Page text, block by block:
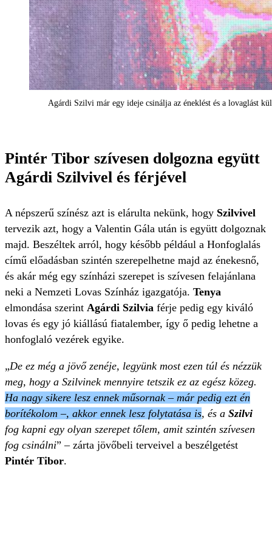
Agárdi Szilvi már egy ideje csinálja az éneklést és a lovaglást
Pintér Tibor szívesen dolgozna együtt
Agárdi Szilvivel és férjével
A népszerű színész azt is elárulta nekünk, hogy Szilvivel
tervezik azt, hogy a Valentin Gála után is együtt dolgoznak
majd. Beszéltek arról, hogy később például a Honfoglalás
című előadásban szintén szerepelhetne majd az énekesnő,
és akár még egy színházi szerepet is szívesen felajánlana
neki a Nemzeti Lovas Színház igazgatója. Tenya
elmondása szerint Agárdi Szilvia férje pedig egy kiváló
lovas és egy jó kiállású fiatalember, így ő pedig lehetne a
honfoglaló vezérek egyike.
„De ez még a jövő zenéje, legyünk most ezen túl és nézzük
meg, hogy a Szilvinek mennyire tetszik ez az egész közeg.
Ha nagy sikere lesz ennek műsornak – már pedig ezt én
borítékolom –, akkor ennek lesz folytatása is, és a Szilvi
fog kapni egy olyan szerepet tőlem, amit szintén szívesen
fog csinálni” – zárta jövőbeli terveivel a beszélgetést
Pintér Tibor.